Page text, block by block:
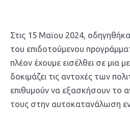
Στις 15 Μαϊου 2024,
του επιδοτούμενου
πλέον έχουμε εισέλθει σε μια
δοκιμάζει τις αντοχές των
επιθυμούν να εξασκήσουν το
τους στην αυτοκατανάλωση